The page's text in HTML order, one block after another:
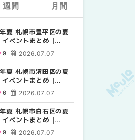
夏 札幌市豊平区の夏
イベントまとめ |
HOKKAIDO
2026.07.07
9
夏 札幌市清田区の夏
イベントまとめ |
HOKKAIDO
2026.07.07
6
夏 札幌市白石区の夏
イベントまとめ |
HOKKAIDO
2026.07.07
9
週間
【2026年最新】札幌のおすす
めビアガーデン｜オープン日
穴場テラスまで | MouLa
HOKKAIDO
24
2026年夏 札幌市白石区の夏
祭り・イベントまとめ |
9
2026年夏 札幌市西区の夏祭
り・イベントまとめ |
13
月間
【2026年最新】札幌のおすす
めビアガーデン｜オープン日
穴場テラスまで | MouLa
HOKKAIDO
24
2026年夏 札幌市北区の夏祭
り・イベントまとめ |
9
2026年夏 札幌市白石区の夏
祭り・イベントまとめ |
9